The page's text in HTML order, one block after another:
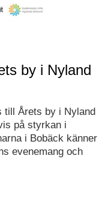
by i Nyland
till Årets by i Nyland
på styrkan i
i Bobäck känner
evenemang och